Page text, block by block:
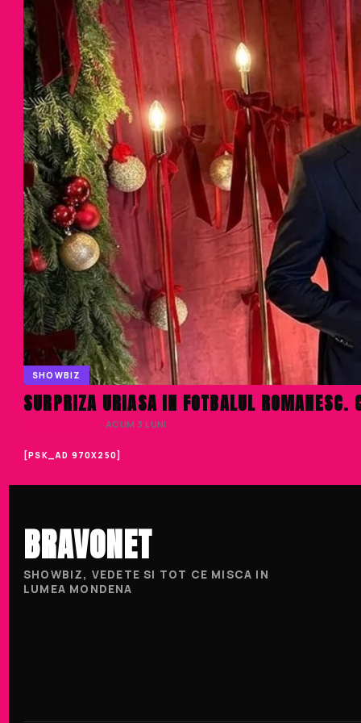
SHOWBIZ
SURPRIZA URIASA IN FOTBALUL
· ACUM 3 LUNI
[PSK_AD 970X250]
BRAVONET
SHOWBIZ, VEDETE SI TOT CE MISCA IN
LUMEA MONDENA